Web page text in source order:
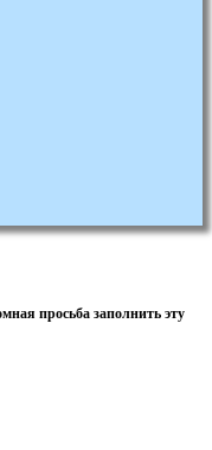
просьба заполнить эту